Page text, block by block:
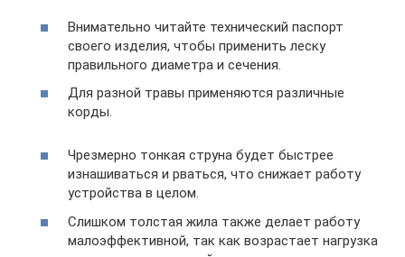
Внимательно читайте технический паспорт
своего изделия, чтобы применить леску
правильного диаметра и сечения.
Для разной травы применяются различные
корды.
Чрезмерно тонкая струна будет быстрее
изнашиваться и рваться, что снижает работу
устройства в целом.
Слишком толстая жила также делает работу
малоэффективной, так как возрастает нагрузка